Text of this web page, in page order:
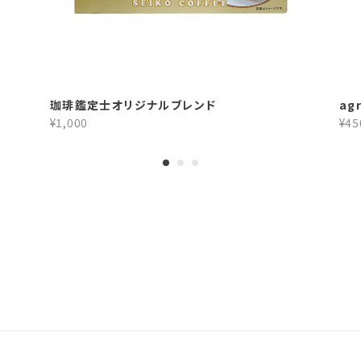
珈琲鑑定士オリジナルブレンド
¥1,000